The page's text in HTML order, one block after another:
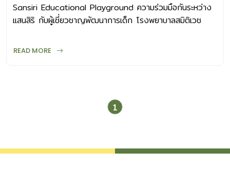
Sansiri Educational Playground ความร่วมมือกันระหว่าง
แสนสิริ กับผู้เชี่ยวชาญพัฒนาการเด็ก โรงพยาบาลสมิติเวช
READ MORE
1